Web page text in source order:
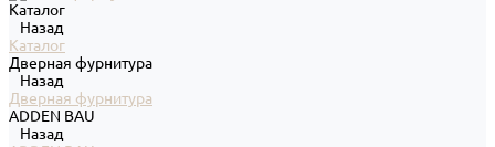
Каталог
Назад
Каталог
Дверная фурнитура
Назад
Дверная фурнитура
ADDEN BAU
Назад